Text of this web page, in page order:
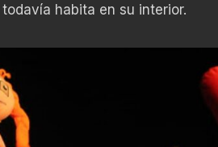
habita en su interior.